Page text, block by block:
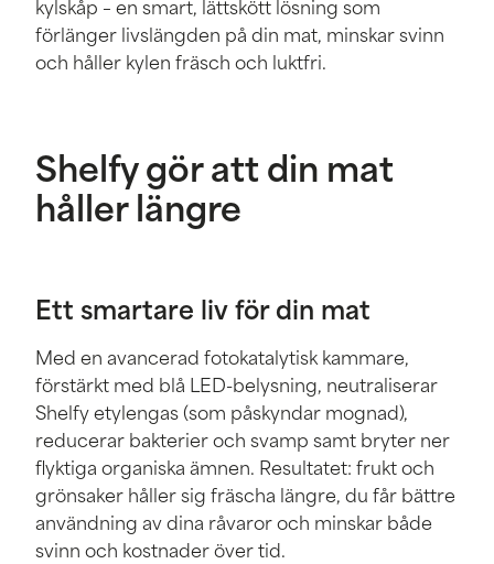
kylskåp – en smart, lättskött lösning som
förlänger livslängden på din mat, minskar svinn
och håller kylen fräsch och luktfri.
Shelfy gör att din mat
håller längre
Ett smartare liv för din mat
Med en avancerad fotokatalytisk kammare,
förstärkt med blå LED-belysning, neutraliserar
Shelfy etylengas (som påskyndar mognad),
reducerar bakterier och svamp samt bryter ner
flyktiga organiska ämnen. Resultatet: frukt och
grönsaker håller sig fräscha längre, du får bättre
användning av dina råvaror och minskar både
svinn och kostnader över tid.